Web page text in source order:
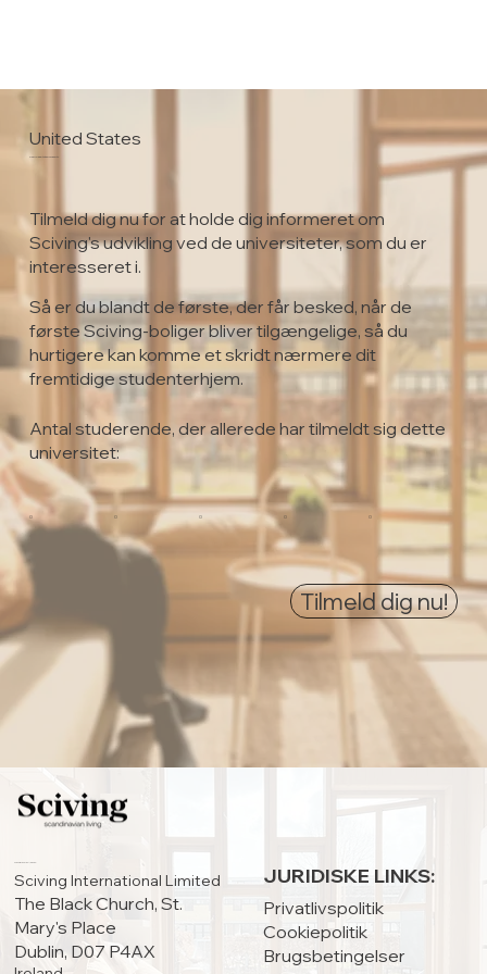
United States
San Jose State University
Tilmeld dig nu for at holde dig informeret om
Sciving's udvikling ved de universiteter, som du er
interesseret i.
Så er du blandt de første, der får besked, når de
første Sciving-boliger bliver tilgængelige, så du
hurtigere kan komme et skridt nærmere dit
fremtidige studenterhjem.
Antal studerende, der allerede har tilmeldt sig dette
universitet:
0
0
0
0
0
Tilmeld dig nu!
HOVEDKONTOR:
Sciving International Limited
The Black Church, St.
Mary's Place
Dublin, D07 P4AX
JURIDISKE LINKS:
Privatlivspolitik
Cookiepolitik
Brugsbetingelser